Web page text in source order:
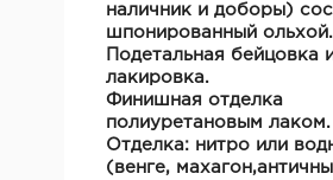
наличник и доборы)
шпонированный ольхой.
Подетальная бейцовка
лакировка.
Финишная отделка
полиуретановым лаком.
Отделка: нитро или
(венге,